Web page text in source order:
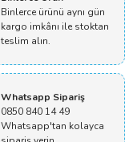
Binlerce ürünü aynı gün
kargo imkânı ile stoktan
teslim alın.
Whatsapp Sipariş
0850 840 14 49
Whatsapp'tan kolayca